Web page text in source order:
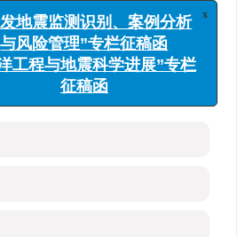
/青藏高原东北缘/地基LiDAR
/累计位移概率密度/全新世/破
地震构造模型
地震监测识别、案例分析
与风险管理”专栏征稿函
工程与地震科学进展”专栏
征稿函